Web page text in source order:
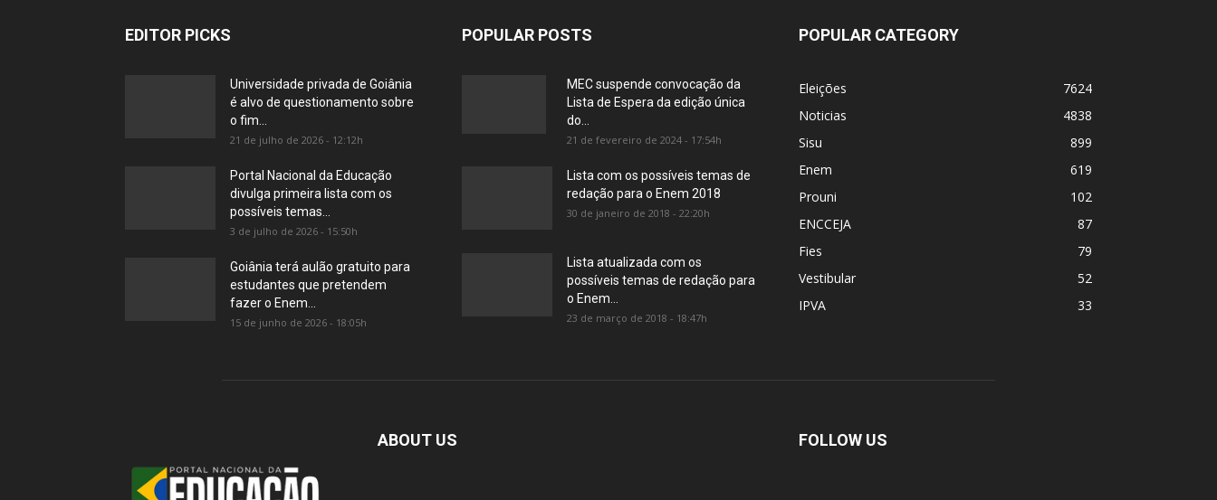
EDITOR PICKS
Universidade privada de Goiânia
é alvo de questionamento sobre
o fim...
21 de julho de 2026 - 12:12h
Portal Nacional da Educação
divulga primeira lista com os
possíveis temas...
3 de julho de 2026 - 15:50h
Goiânia terá aulão gratuito para
estudantes que pretendem
fazer o Enem...
15 de junho de 2026 - 18:05h
POPULAR POSTS
MEC suspende convocação da
Lista de Espera da edição única
do...
21 de fevereiro de 2024 - 17:54h
Lista com os possíveis temas de
redação para o Enem 2018
30 de janeiro de 2018 - 22:20h
Lista atualizada com os
possíveis temas de redação para
o Enem...
23 de março de 2018 - 18:47h
POPULAR CATEGORY
Eleições
7624
Noticias
4838
Sisu
899
Enem
619
Prouni
102
ENCCEJA
87
Fies
79
Vestibular
52
IPVA
33
ABOUT US FOLLOW US